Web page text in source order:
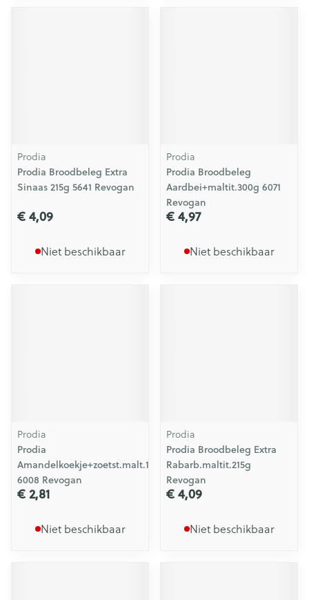
Prodia
Prodia Broodbeleg Extra
Sinaas 215g 5641 Revogan
€ 4,09
Niet beschikbaar
Prodia
Prodia Broodbeleg
Aardbei+maltit.300g 6071
Revogan
€ 4,97
Niet beschikbaar
Prodia
Prodia
Amandelkoekje+zoetst.malt.125g
6008 Revogan
€ 2,81
Niet beschikbaar
Prodia
Prodia Broodbeleg Extra
Rabarb.maltit.215g
Revogan
€ 4,09
Niet beschikbaar